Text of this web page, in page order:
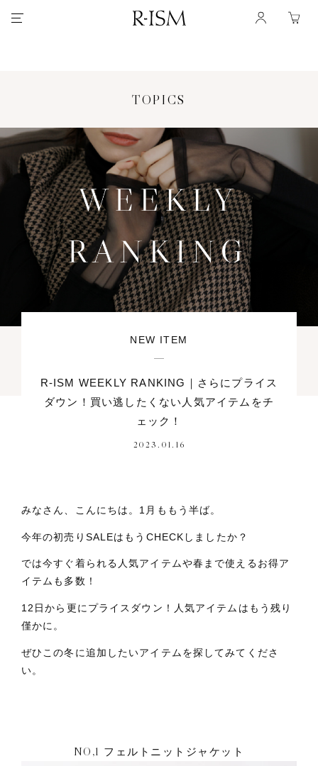
TOPICS
NEW ITEM
R-ISM WEEKLY RANKING｜さらにプライス
ダウン！買い逃したくない人気アイテムをチ
ェック！
2023.01.16
みなさん、こんにちは。1月ももう半ば。
今年の初売りSALEはもうCHECKしましたか？
では今すぐ着られる人気アイテムや春まで使えるお得ア
イテムも多数！
12日から更にプライスダウン！人気アイテムはもう残り
僅かに。
ぜひこの冬に追加したいアイテムを探してみてくださ
い。
NO,1 フェルトニットジャケット